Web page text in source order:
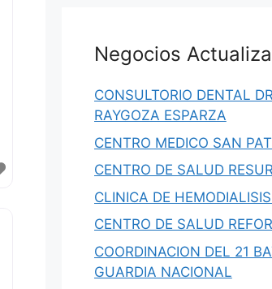
Negocios
CONSULTORIO DENTAL
RAYGOZA ESPARZA
CENTRO MEDICO SAN
CENTRO DE SALUD
CLINICA DE
CENTRO DE SALUD
COORDINACION DEL 21
GUARDIA NACIONAL